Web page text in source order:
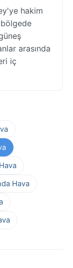
hakim
arasında
iç
Hava